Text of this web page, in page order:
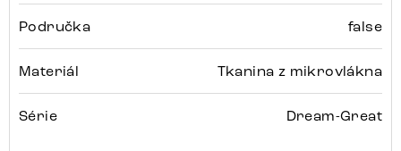
Područka false
Materiál Tkanina z mikrovlákna
Série Dream-Great